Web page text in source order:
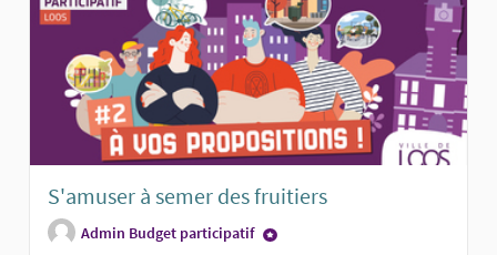
S'amuser à semer des fruitiers
Admin Budget participatif